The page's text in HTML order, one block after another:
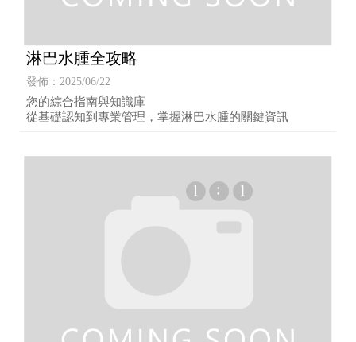
淋巴水腫全攻略
發佈：2025/06/22
您的綜合指南與知識庫
從基礎認知到專業管理，掌握淋巴水腫的關鍵資訊